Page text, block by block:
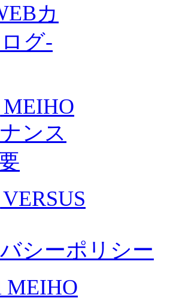
MEIHO
ンス
シーポリシー
MEIHO